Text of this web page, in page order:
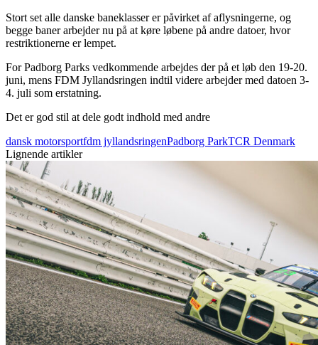
Stort set alle danske baneklasser er påvirket af aflysningerne, og
begge baner arbejder nu på at køre løbene på andre datoer, hvor
restriktionerne er lempet.
For Padborg Parks vedkommende arbejdes der på et løb den 19-20.
juni, mens FDM Jyllandsringen indtil videre arbejder med datoen 3-
4. juli som erstatning.
Det er god stil at dele godt indhold med andre
dansk motorsportfdm jyllandsringenPadborg ParkTCR Denmark
Lignende artikler